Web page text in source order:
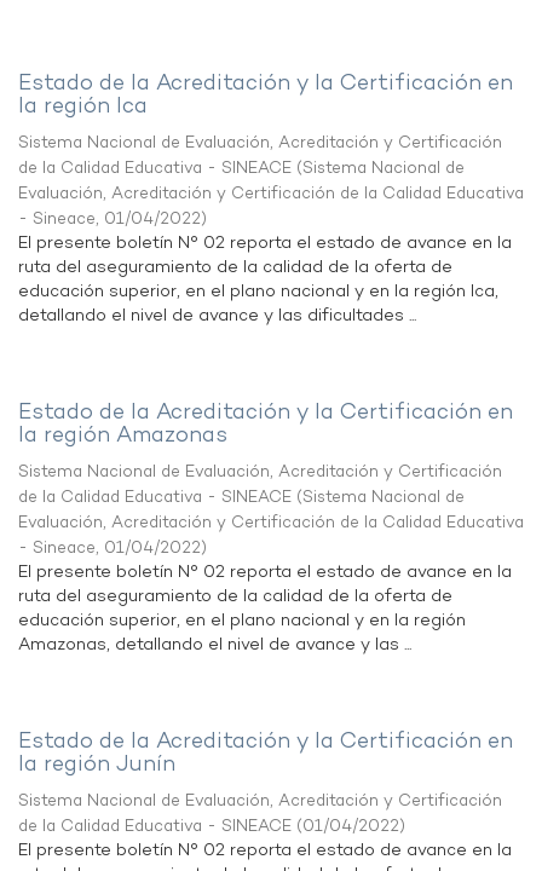
Estado de la Acreditación y la Certificación en
la región Ica
Sistema Nacional de Evaluación, Acreditación y Certificación
de la Calidad Educativa - SINEACE (Sistema Nacional de
Evaluación, Acreditación y Certificación de la Calidad Educativa
- Sineace, 01/04/2022)
El presente boletín N° 02 reporta el estado de avance en la
ruta del aseguramiento de la calidad de la oferta de
educación superior, en el plano nacional y en la región Ica,
detallando el nivel de avance y las dificultades ...
Estado de la Acreditación y la Certificación en
la región Amazonas
Sistema Nacional de Evaluación, Acreditación y Certificación
de la Calidad Educativa - SINEACE (Sistema Nacional de
Evaluación, Acreditación y Certificación de la Calidad Educativa
- Sineace, 01/04/2022)
El presente boletín N° 02 reporta el estado de avance en la
ruta del aseguramiento de la calidad de la oferta de
educación superior, en el plano nacional y en la región
Amazonas, detallando el nivel de avance y las ...
Estado de la Acreditación y la Certificación en
la región Junín
Sistema Nacional de Evaluación, Acreditación y Certificación
de la Calidad Educativa - SINEACE (01/04/2022)
El presente boletín N° 02 reporta el estado de avance en la